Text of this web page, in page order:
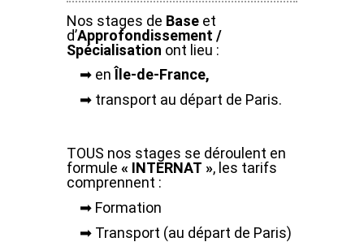
Nos stages de Base et
d’Approfondissement /
Spécialisation ont lieu :
➡ en Île-de-France,
➡ transport au départ de Paris.
TOUS nos stages se déroulent en
formule « INTERNAT », les tarifs
comprennent :
➡ Formation
➡ Transport (au départ de Paris)